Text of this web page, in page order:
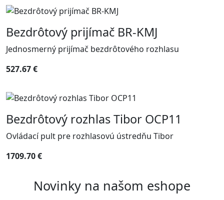
Bezdrôtový prijímač BR-KMJ
Jednosmerný prijímač bezdrôtového rozhlasu
527.67 €
Bezdrôtový rozhlas Tibor OCP11
Ovládací pult pre rozhlasovú ústredňu Tibor
1709.70 €
Novinky na našom eshope